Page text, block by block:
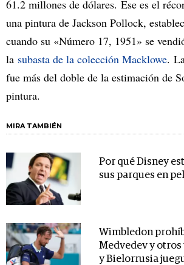
61.2 millones de dólares. Ese es el
una pintura de Jackson Pollock,
cuando su «Número 17, 1951» se
la subasta de la colección Macklowe.
fue más del doble de la estimación de
pintura.
MIRA TAMBIÉN
Por qué Disney
sus parques en
Wimbledon
Medvedev y otros
y Bielorrusia